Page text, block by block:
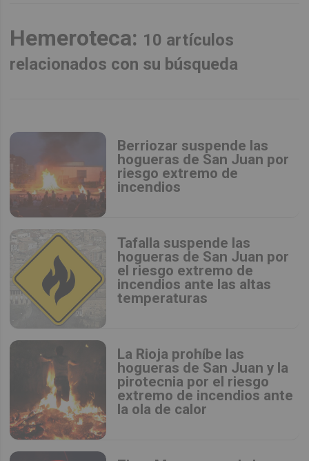
Hemeroteca: 10 artículos
relacionados con su búsqueda
Berriozar suspende las
hogueras de San Juan por
riesgo extremo de
incendios
Tafalla suspende las
hogueras de San Juan por
el riesgo extremo de
incendios ante las altas
temperaturas
La Rioja prohíbe las
hogueras de San Juan y la
pirotecnia por el riesgo
extremo de incendios ante
la ola de calor